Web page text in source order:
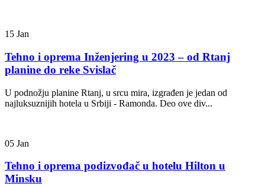
15 Jan
Tehno i oprema Inženjering u 2023 – od Rtanj
planine do reke Svislač
U podnožju planine Rtanj, u srcu mira, izgrađen je jedan od
najluksuznijih hotela u Srbiji - Ramonda. Deo ove div...
05 Jan
Tehno i oprema podizvođač u hotelu Hilton u
Minsku